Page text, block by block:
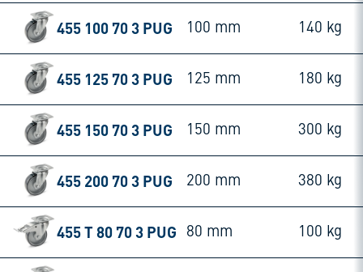
455 100 70 3 PUG 100 mm 140 kg
455 125 70 3 PUG 125 mm 180 kg
455 150 70 3 PUG 150 mm 300 kg
455 200 70 3 PUG 200 mm 380 kg
455 T 80 70 3 PUG 80 mm 100 kg